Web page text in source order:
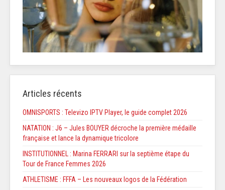
Articles récents
OMNISPORTS : Televizo IPTV Player, le guide complet 2026
NATATION : J6 – Jules BOUYER décroche la première médaille
française et lance la dynamique tricolore
INSTITUTIONNEL : Marina FERRARI sur la septième étape du
Tour de France Femmes 2026
ATHLETISME : FFFA – Les nouveaux logos de la Fédération